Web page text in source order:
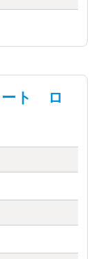
ート ロ